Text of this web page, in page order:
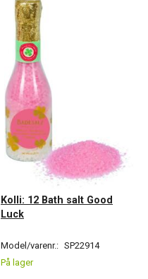
Kolli: 12 Bath salt Good
Luck
Model/varenr.: SP22914
På lager